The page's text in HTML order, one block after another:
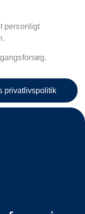
personligt
privatlivspolitik